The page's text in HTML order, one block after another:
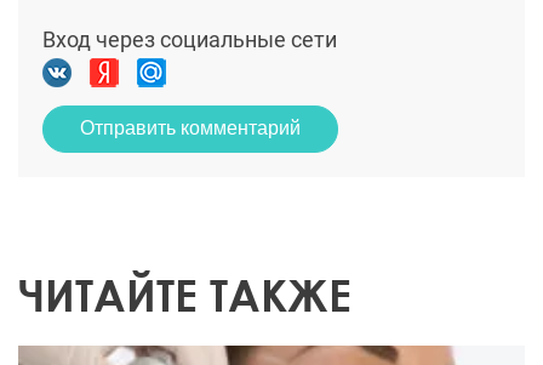
Вход через социальные сети
Отправить комментарий
ЧИТАЙТЕ ТАКЖЕ